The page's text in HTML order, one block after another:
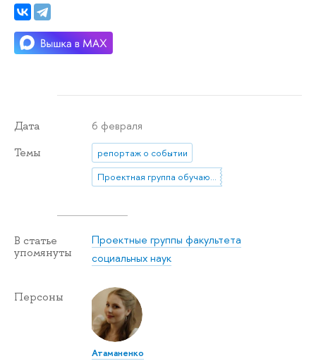
Дата 6 февраля
Темы
репортаж о событии
Проектная группа обучающихся "Выпускники факультета социальных наук: формирование базы данных и организация мероприятий"
В статье
упомянуты
Проектные группы факультета
социальных наук
Персоны
Атаманенко